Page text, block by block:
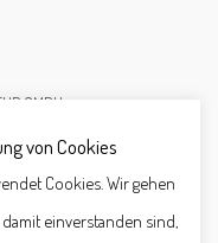
GMBH
von Cookies
Cookies. Wir gehen
einverstanden sind,